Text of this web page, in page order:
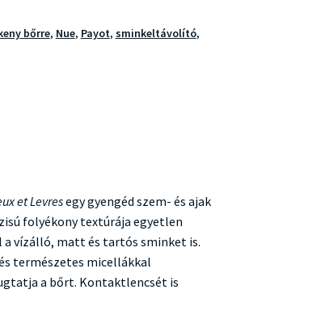
bőrre, Nue, Payot, sminkeltávolító,
et Levresegy gyengéd szem- és ajak
folyékony textúrája egyetlen
vízálló, matt és tartós sminket is.
természetes micellákkal
a bőrt. Kontaktlencsét is